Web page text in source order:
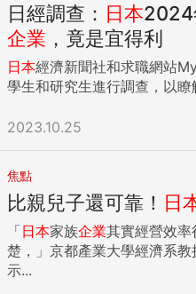
日經調查： 日本2024
企業 ，竟是宜得利
日本經濟新聞社和求職網站
學生和研究生進行調查，以
2023.10.25
焦點
比親兒子還可靠！ 日
「日本家族企業其實經營效率
楚，」京都產業大學經濟系
示...